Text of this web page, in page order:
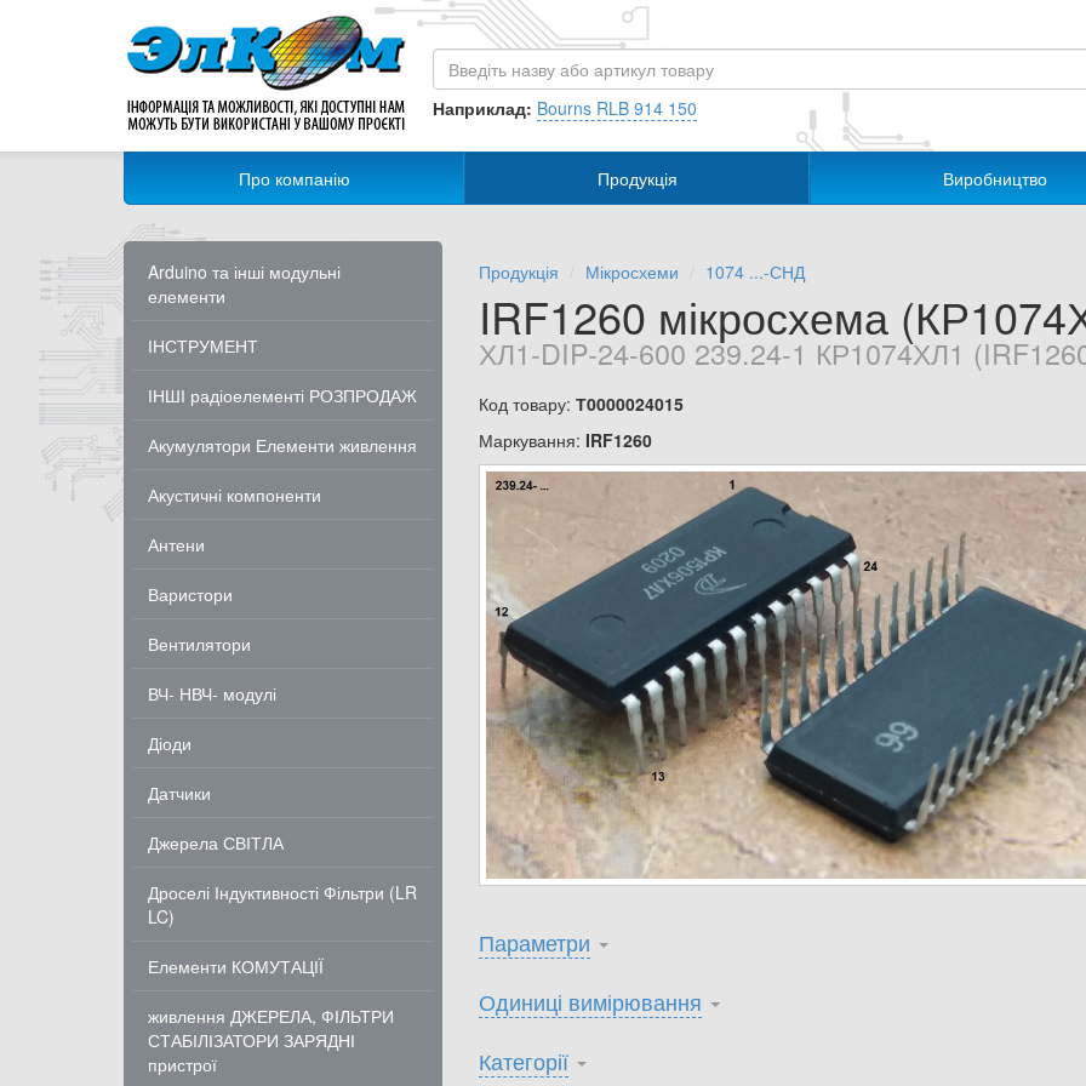
Наприклад: Bourns RLB 914 150
Про компанію Продукція Виробництво
Arduino та інші модульні
елементи
ІНСТРУМЕНТ
ІНШІ радіоелементі РОЗПРОДАЖ
Акумулятори Елементи живлення
Акустичні компоненти
Антени
Варистори
Вентилятори
ВЧ- НВЧ- модулі
Діоди
Датчики
Джерела СВІТЛА
Дроселі Індуктивності Фільтри (LR
LC)
Елементи КОМУТАЦІЇ
живлення ДЖЕРЕЛА, ФІЛЬТРИ
СТАБІЛІЗАТОРИ ЗАРЯДНІ
пристрої
Продукція Мікросхеми 1074 ...-СНД
IRF1260 мікросхема
ХЛ1-DIP-24-600 239.24-1 КР1074ХЛ1
Код товару: Т0000024015
Маркування: IRF1260
Параметри
Одиниці вимірювання
Категорії